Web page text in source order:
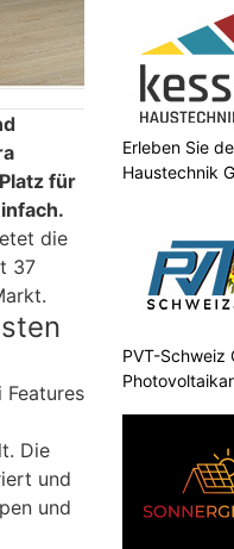
für
die
37
Features
Die
und
und
Erleben Sie
Haustechnik
PVT-Schweiz